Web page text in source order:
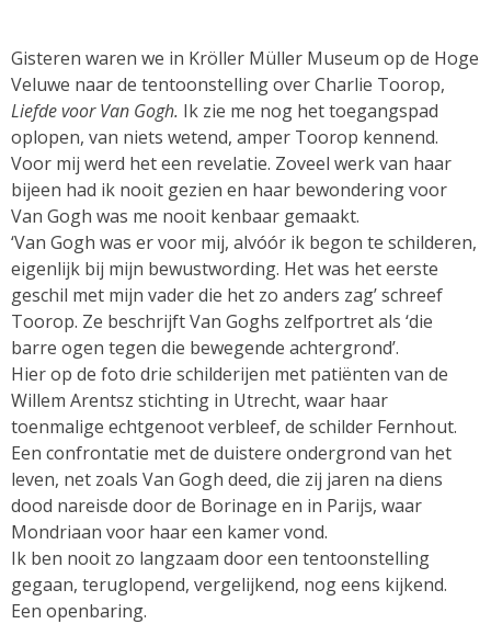
Gisteren waren we in Kröller Müller Museum op de Hoge
Veluwe naar de tentoonstelling over Charlie Toorop,
Liefde voor Van Gogh. Ik zie me nog het toegangspad
oplopen, van niets wetend, amper Toorop kennend.
Voor mij werd het een revelatie. Zoveel werk van haar
bijeen had ik nooit gezien en haar bewondering voor
Van Gogh was me nooit kenbaar gemaakt.
‘Van Gogh was er voor mij, alvóór ik begon te schilderen,
eigenlijk bij mijn bewustwording. Het was het eerste
geschil met mijn vader die het zo anders zag’ schreef
Toorop. Ze beschrijft Van Goghs zelfportret als ‘die
barre ogen tegen die bewegende achtergrond’.
Hier op de foto drie schilderijen met patiënten van de
Willem Arentsz stichting in Utrecht, waar haar
toenmalige echtgenoot verbleef, de schilder Fernhout.
Een confrontatie met de duistere ondergrond van het
leven, net zoals Van Gogh deed, die zij jaren na diens
dood nareisde door de Borinage en in Parijs, waar
Mondriaan voor haar een kamer vond.
Ik ben nooit zo langzaam door een tentoonstelling
gegaan, teruglopend, vergelijkend, nog eens kijkend.
Een openbaring.